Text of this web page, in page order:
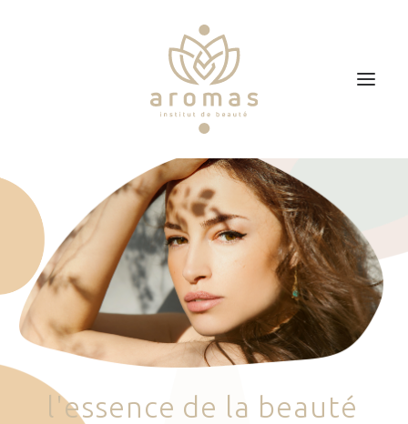
Soins
Je veux faire un bon cadeau
Plan d’accès
Prendre RDV
'essence de la beauté